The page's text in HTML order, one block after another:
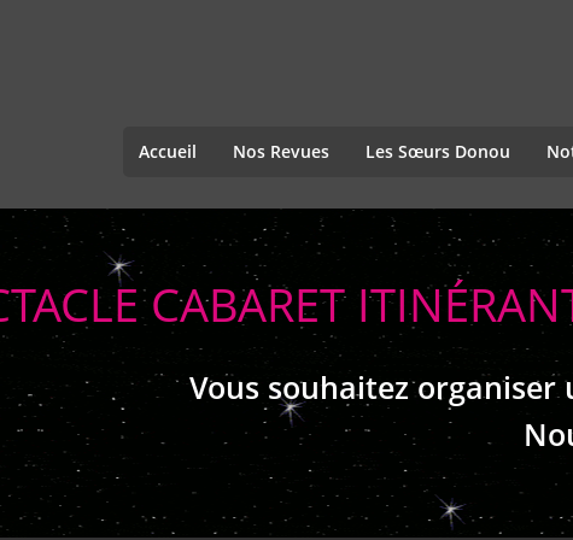
Accueil Nos Revues Les Sœurs Donou
CABARET
Vous souhaitez organiser